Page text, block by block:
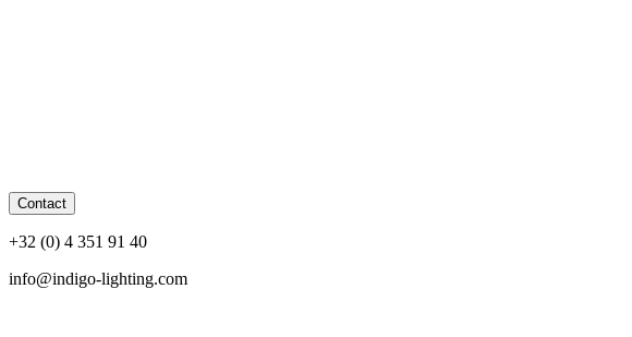
Contact
+32 (0) 4 351 91 40
info@indigo-lighting.com